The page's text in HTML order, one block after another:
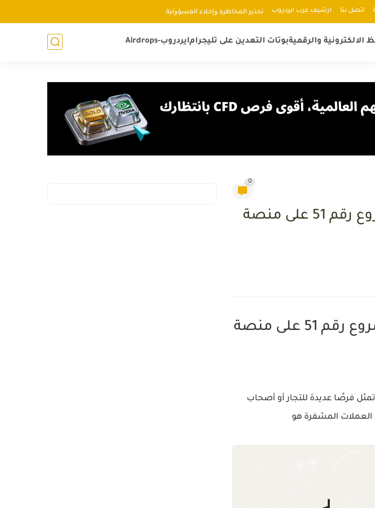
اتصل بنا ارشيف عرب ايردروب ﺗﺤﺬﻳﺮ اﻟﻤﺨﺎﻃﺮﺓ ﻭإﺧﻼء اﻟﻤﺴﺆﻭﻟﻴﺔ
الالكترونية والرقميةبوتات التعدين على تليجرامايردروب-Airdrops
0
الدليل الشامل لأكتتاب عملة "SAGA" المشروع رقم 51 على منصة
الدليل الشامل لأكتتاب عملة "SAGA" المشروع رقم 51 على منصة
فرصًا عديدة للتجار أو أصحاب
المشفرة هو